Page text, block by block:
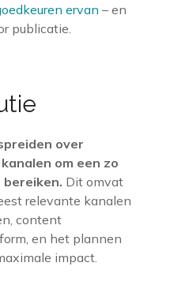
ervan – en
publicatie.
over
om een zo
bereiken. Dit omvat
relevante kanalen
content
en het plannen
impact.